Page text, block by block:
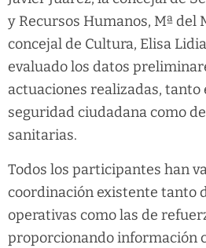
y Recursos Humanos, Mª del
concejal de Cultura, Elisa
evaluado los datos
actuaciones realizadas, tanto
seguridad ciudadana como
sanitarias.
Todos los participantes han
coordinación existente tanto
operativas como las de
proporcionando información